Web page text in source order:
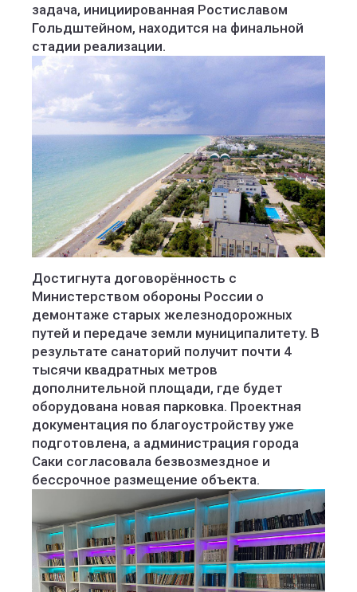
задача, инициированная Ростиславом
Гольдштейном, находится на финальной
стадии реализации.
Достигнута договорённость с
Министерством обороны России о
демонтаже старых железнодорожных
путей и передаче земли муниципалитету. В
результате санаторий получит почти 4
тысячи квадратных метров
дополнительной площади, где будет
оборудована новая парковка. Проектная
документация по благоустройству уже
подготовлена, а администрация города
Саки согласовала безвозмездное и
бессрочное размещение объекта.